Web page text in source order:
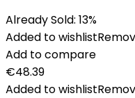
Already Sold: 13%
Added to wishlist
Add to compare
€48.39
Added to wishlist